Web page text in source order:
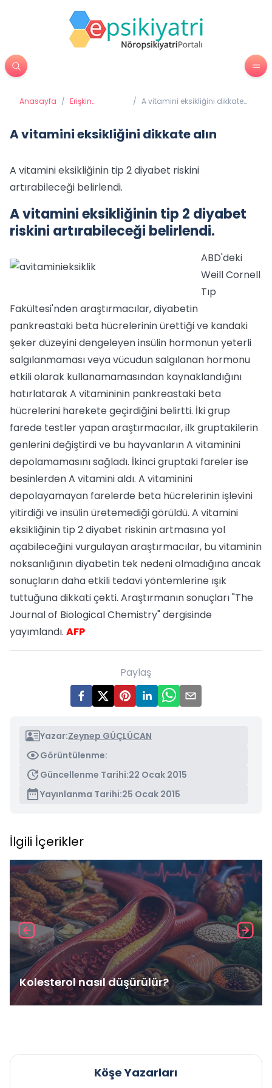
Anasayfa / Erişkin
/ A vitamini eksikliğini dikkate
A vitamini eksikliğini dikkate alın
A vitamini eksikliğinin tip 2 diyabet riskini
artırabileceği belirlendi.
A vitamini eksikliğinin tip 2 diyabet
riskini artırabileceği belirlendi.
ABD'deki
Weill Cornell
Tıp
Fakültesi'nden araştırmacılar, diyabetin
pankreastaki beta hücrelerinin ürettiği ve kandaki
şeker düzeyini dengeleyen insülin hormonun yeterli
salgılanmaması veya vücudun salgılanan hormonu
etkili olarak kullanamamasından kaynaklandığını
hatırlatarak A vitamininin pankreastaki beta
hücrelerini harekete geçirdiğini belirtti. İki grup
farede testler yapan araştırmacılar, ilk gruptakilerin
genlerini değiştirdi ve bu hayvanların A vitaminini
depolamamasını sağladı. İkinci gruptaki fareler ise
besinlerden A vitamini aldı. A vitaminini
depolayamayan farelerde beta hücrelerinin işlevini
yitirdiği ve insülin üretemediği görüldü. A vitamini
eksikliğinin tip 2 diyabet riskinin artmasına yol
açabileceğini vurgulayan araştırmacılar, bu vitaminin
noksanlığının diyabetin tek nedeni olmadığına ancak
sonuçların daha etkili tedavi yöntemlerine ışık
tuttuğuna dikkati çekti. Araştırmanın sonuçları "The
Journal of Biological Chemistry" dergisinde
yayımlandı. AFP
Paylaş
Yazar:Zeynep GÜÇLÜCAN
Görüntülenme:
Güncellenme Tarihi:22 Ocak 2015
Yayınlanma Tarihi:25 Ocak 2015
İlgili İçerikler
Kolesterol nasıl düşürülür?
Köşe Yazarları